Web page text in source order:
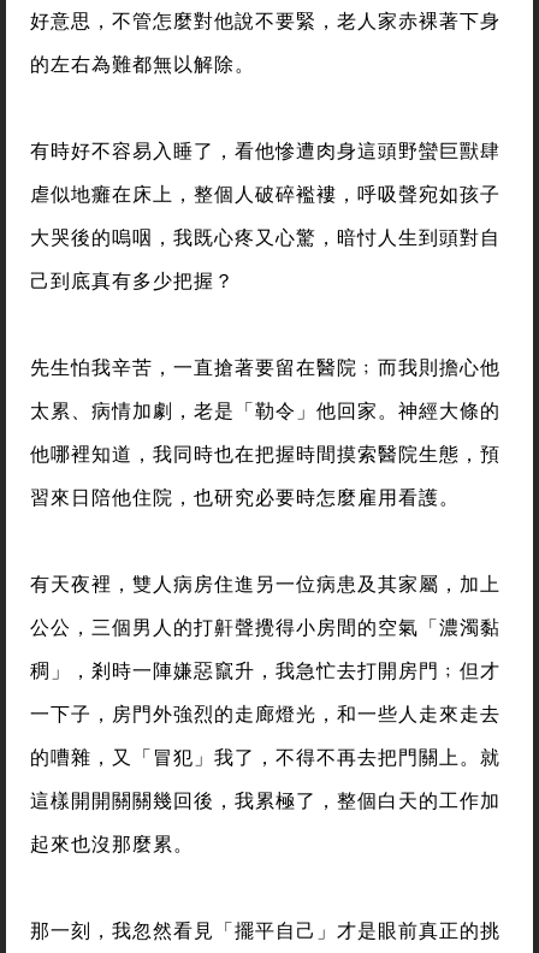
好意思，不管怎麼對他說不要緊，老人家赤裸著下身
的左右為難都無以解除。
有時好不容易入睡了，看他慘遭肉身這頭野蠻巨獸肆
虐似地癱在床上，整個人破碎襤褸，呼吸聲宛如孩子
大哭後的嗚咽，我既心疼又心驚，暗忖人生到頭對自
己到底真有多少把握？
先生怕我辛苦，一直搶著要留在醫院﹔而我則擔心他
太累、病情加劇，老是「勒令」他回家。神經大條的
他哪裡知道，我同時也在把握時間摸索醫院生態，預
習來日陪他住院，也研究必要時怎麼雇用看護。
有天夜裡，雙人病房住進另一位病患及其家屬，加上
公公，三個男人的打鼾聲攪得小房間的空氣「濃濁黏
稠」，剎時一陣嫌惡竄升，我急忙去打開房門﹔但才
一下子，房門外強烈的走廊燈光，和一些人走來走去
的嘈雜，又「冒犯」我了，不得不再去把門關上。就
這樣開開關關幾回後，我累極了，整個白天的工作加
起來也沒那麼累。
那一刻，我忽然看見「擺平自己」才是眼前真正的挑